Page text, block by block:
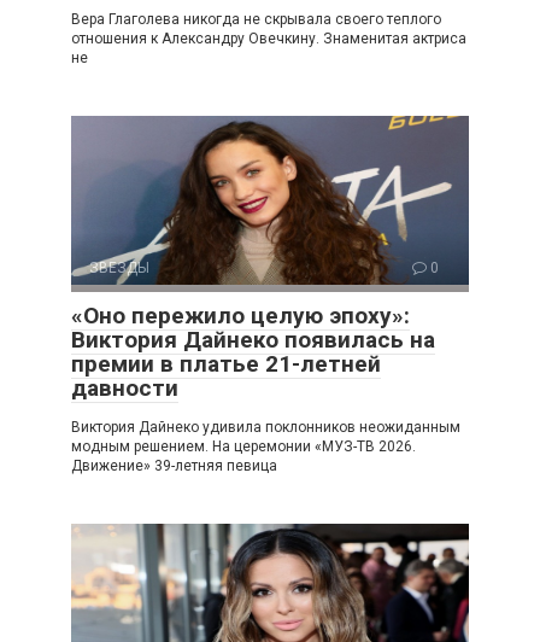
Вера Глаголева никогда не скрывала своего теплого
отношения к Александру Овечкину. Знаменитая актриса
не
ЗВЕЗДЫ 0
«Оно пережило целую эпоху»:
Виктория Дайнеко появилась на
премии в платье 21-летней
давности
Виктория Дайнеко удивила поклонников неожиданным
модным решением. На церемонии «МУЗ-ТВ 2026.
Движение» 39-летняя певица